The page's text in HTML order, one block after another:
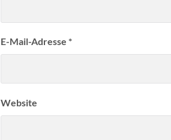
E-Mail-Adresse *
Website